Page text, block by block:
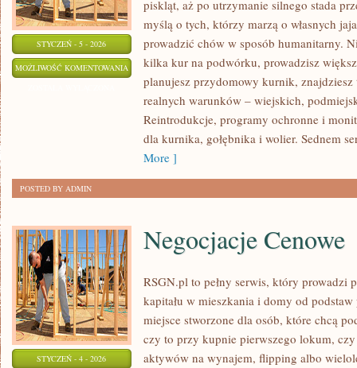
STYCZEŃ - 5 - 2026
MOŻLIWOŚĆ KOMENTOWANIA KOMUNIKACJA
ŚPIEW
PTAKÓW
piskląt, aż po utrzymanie silnego stada
myślą o tych, którzy marzą o własnych
prowadzić chów w sposób humanitarny.
kilka kur na podwórku, prowadzisz
planujesz przydomowy kurnik,
realnych warunków – wiejskich,
Reintrodukcje, programy ochronne i
dla kurnika, gołębnika i wolier. Sednem
More ]
POSTED BY ADMIN
STYCZEŃ - 4 - 2026
Negocjacje Cenowe
RSGN.pl to pełny serwis, który prowadzi
kapitału w mieszkania i domy od podstaw
miejsce stworzone dla osób, które chcą
czy to przy kupnie pierwszego lokum,
aktywów na wynajem, flipping albo